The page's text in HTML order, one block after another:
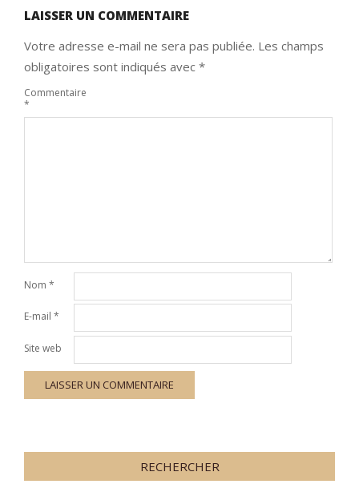
LAISSER UN COMMENTAIRE
Votre adresse e-mail ne sera pas publiée. Les champs
obligatoires sont indiqués avec *
Commentaire
*
Nom *
E-mail *
Site web
RECHERCHER